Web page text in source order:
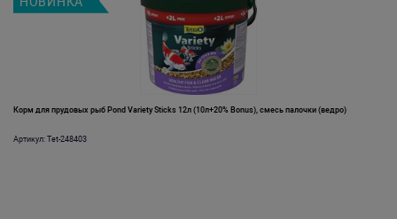
Корм для прудовых рыб Pond Variety Sticks 12л (10л+20% Bonus), смесь палочки (ведро)
Артикул: Tet-248403